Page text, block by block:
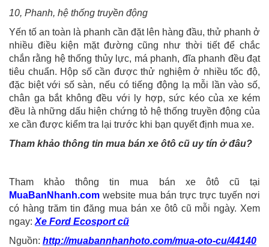
10, Phanh, hệ thống truyền động
Yến tố an toàn là phanh cần đặt lên hàng đầu, thử phanh ở
nhiều điều kiện mặt đường cũng như thời tiết để chắc
chắn rằng hệ thống thủy lực, má phanh, đĩa phanh đều đạt
tiêu chuẩn. Hộp số cần được thử nghiệm ở nhiều tốc độ,
đặc biệt với số sàn, nếu có tiếng động lạ mỗi lần vào số,
chân ga bắt không đều với ly hợp, sức kéo của xe kém
đều là những dấu hiện chứng tỏ hệ thống truyền động của
xe cần được kiểm tra lại trước khi bạn quyết định mua xe.
Tham khảo thông tin mua bán xe ôtô cũ uy tín ở đâu?
Tham khảo thông tin mua bán xe ôtô cũ tại
MuaBanNhanh.com website mua bán trực trực tuyến nơi
có hàng trăm tin đăng mua bán xe ôtô cũ mỗi ngày. Xem
ngay: Xe Ford Ecosport cũ
Nguồn: http://muabannhanhoto.com/mua-oto-cu/44140